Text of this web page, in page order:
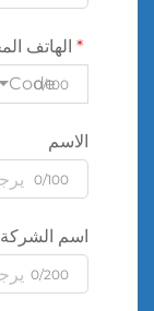
الهاتف
Code
0/100
الاسم
0/100
اسم الشركة
0/200